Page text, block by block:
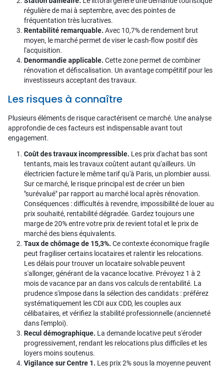
régulière de mai à septembre, avec des pointes de
fréquentation très lucratives.
Rentabilité remarquable. Avec 10,7% de rendement brut
moyen, le marché permet de viser le cash-flow positif dès
l'acquisition.
Denormandie applicable. Cette zone permet de combiner
rénovation et défiscalisation. Un avantage compétitif pour les
investisseurs acceptant des travaux.
Les risques à connaître
Plusieurs éléments de risque caractérisent ce marché. Une analyse
approfondie de ces facteurs est indispensable avant tout
engagement.
Coût des travaux incompressible. Les prix d'achat bas sont
tentants, mais les travaux coûtent autant qu'ailleurs. Un
électricien facture le même tarif qu'à Paris, un plombier aussi.
Sur ce marché, le risque principal est de créer un bien
"surévalué" par rapport au marché local après rénovation.
Conséquences : difficultés à revendre, impossibilité de louer au
prix souhaité, rentabilité dégradée. Gardez toujours une
marge de 20% entre votre prix de revient total et le prix de
marché des biens équivalents.
Taux de chômage de 15,3%. Ce contexte économique fragile
peut fragiliser certains locataires et ralentir les relocations.
Les délais pour trouver un locataire solvable peuvent
s'allonger, générant de la vacance locative. Prévoyez 1 à 2
mois de vacance par an dans vos calculs de rentabilité. La
prudence s'impose dans la sélection des candidats : préférez
systématiquement les CDI aux CDD, les couples aux
célibataires, et vérifiez la stabilité professionnelle (ancienneté
dans l'emploi).
Recul démographique. La demande locative peut s'éroder
progressivement, rendant les relocations plus difficiles et les
loyers moins soutenus.
Vigilance sur Centre 1. Les prix 2% sous la moyenne peuvent